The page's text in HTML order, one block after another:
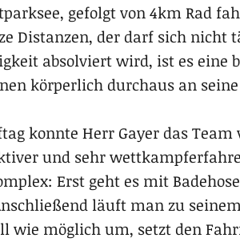
gefolgt von 4km Rad
Distanzen, der darf sich nicht
absolviert wird, ist es
körperlich durchaus an
konnte Herr Gayer das
und sehr
Erst geht es mit
läuft man zu
wie möglich um, setzt den